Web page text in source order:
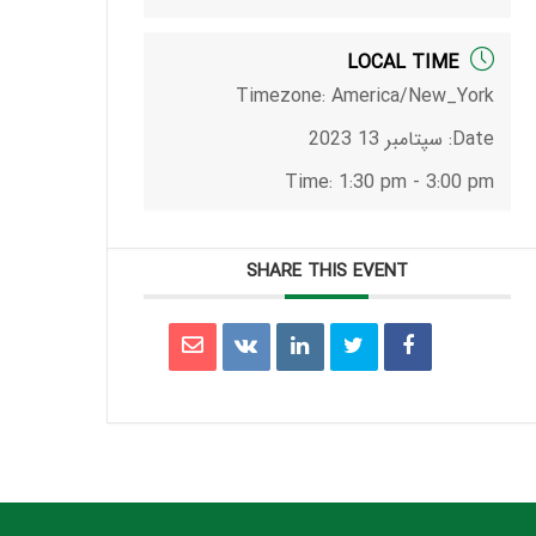
LOCAL TIME
Timezone: America/New_York
Date: سپتامبر 13 2023
Time: 1:30 pm - 3:00 pm
SHARE THIS EVENT